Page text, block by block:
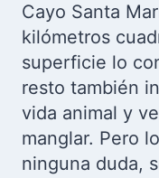
Cayo Santa
kilómetros
superficie lo
resto también
vida animal y
manglar. Pero
ninguna duda,